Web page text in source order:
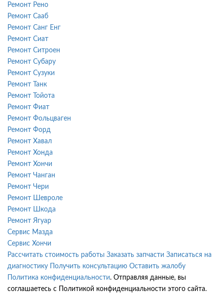
Ремонт Рено
Ремонт Сааб
Ремонт Санг Енг
Ремонт Сиат
Ремонт Ситроен
Ремонт Субару
Ремонт Сузуки
Ремонт Танк
Ремонт Тойота
Ремонт Фиат
Ремонт Фольцваген
Ремонт Форд
Ремонт Хавал
Ремонт Хонда
Ремонт Хончи
Ремонт Чанган
Ремонт Чери
Ремонт Шевроле
Ремонт Шкода
Ремонт Ягуар
Сервис Мазда
Сервис Хончи
Рассчитать стоимость работы Заказать запчасти Записаться на
диагностику
Получить консультацию Оставить жалобу
Политика конфиденциальности. Отправляя данные, вы
соглашаетесь с Политикой конфиденциальности этого сайта.